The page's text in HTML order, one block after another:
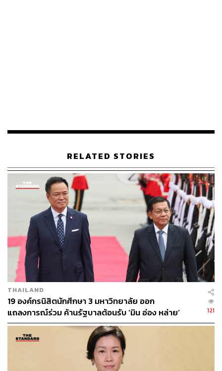
สหประชาชาติต้องมีบทบาทในการแก้ไขปัญหาของโลกนั้น
โลกกำลังเผชิญกับวิกฤตหลายเรื่อง ไม่ว่าจะเป็นปัญหา
สงคราม เช่น สงครามยูเครน สงครามกลางเมืองในซูดาน
สงครามต่อต้านรัฐบาลทหารในเมียนมา เป็นต้น อีกทั้งยังมี
ปัญหาสำคัญที่ไม่ใช่เรื่องทางทหาร เช่น ปัญหาความ
เปลี่ยนแปลงของสภาพภูมิอากาศโลก ปัญหาการพัฒนาและ
ความยากจนในหมู่ประเทศกำลังพัฒนาและด้อยพัฒนา
ปัญหาช่องว่างทางเพศ (Gender Gap) และรวมถึงปัญหาการ
ศึกษาของเยาวชนโลก
ปัญหาเหล่านี้มีสภาวะที่เป็นวิกฤตมากขึ้น ขณะเดียวกันก็
ท้าทายต่อบทบาทของสหประชาชาติในการแก้ไขอย่างมาก
และยังท้าทายต่อบทบาทของเลขาธิการสหประชาชาติที่จะ
ต้องผลักดันให้การขับเคลื่อนการแก้ไขปัญหาเกิดขึ้นได้จริง
ด้วย
ประเด็นและวาระการประชุม
RELATED STORIES
THAILAND
19 องค์กรนิสิตนักศึกษา 3 มหาวิทยาลัย ออก
แถลงการณ์ร่วม ค้านรัฐบาลต้อนรับ ‘มิน อ่อง หล่าย’
121